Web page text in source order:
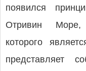
появился
Отривин Море,
которого
представляет